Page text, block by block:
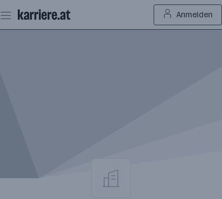
Seiteninhalt
springen
Anmelden